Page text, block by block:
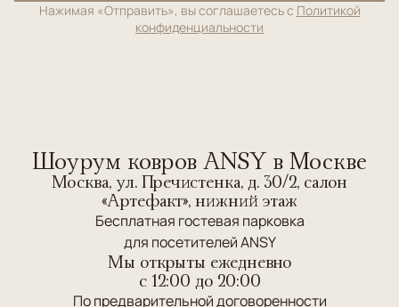
Нажимая «Отправить», вы соглашаетесь с Политикой
конфиденциальности
Шоурум ковров ANSY в Москве
Москва, ул. Пречистенка, д. 30/2, салон
«Артефакт», нижний этаж
Бесплатная гостевая парковка
для посетителей ANSY
Мы открыты ежедневно
c 12:00 до 20:00
По предварительной договоренности